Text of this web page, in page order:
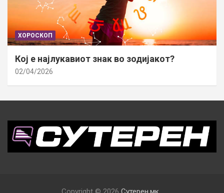
ХОРОСКОП
Кој е најлукавиот знак во зодијакот?
02/04/2026